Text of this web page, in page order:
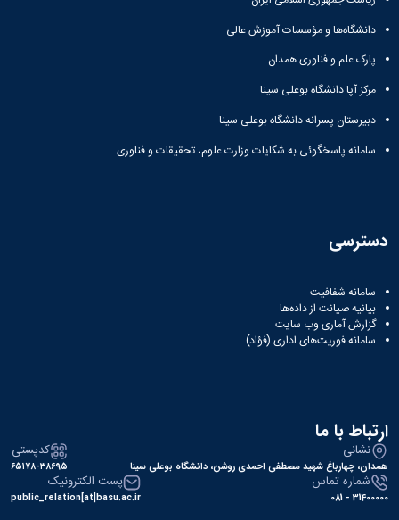
دانشگاه‌ها و مؤسسات آموزش عالی
پارک علم و فناوری همدان
مرکز آپا دانشگاه بوعلی سینا
دبیرستان پسرانه دانشگاه بوعلی سینا
سامانه پاسخگوئی به شکایات وزارت علوم، تحقیقات و فناوری
دسترسی
سامانه شفافیت
بیانیه صیانت از داده‌ها
گزارش آماری وب‌ سایت
سامانه فوریت‌های اداری (فؤاد)
ارتباط با ما
نشانی
همدان، چهارباغ شهید مصطفی احمدی روشن، دانشگاه بوعلی سینا
کدپستی
۶۵۱۷۸-۳۸۶۹۵
شماره تماس
31400000 - 081
پست الکترونیک
public_relation[at]basu.ac.ir